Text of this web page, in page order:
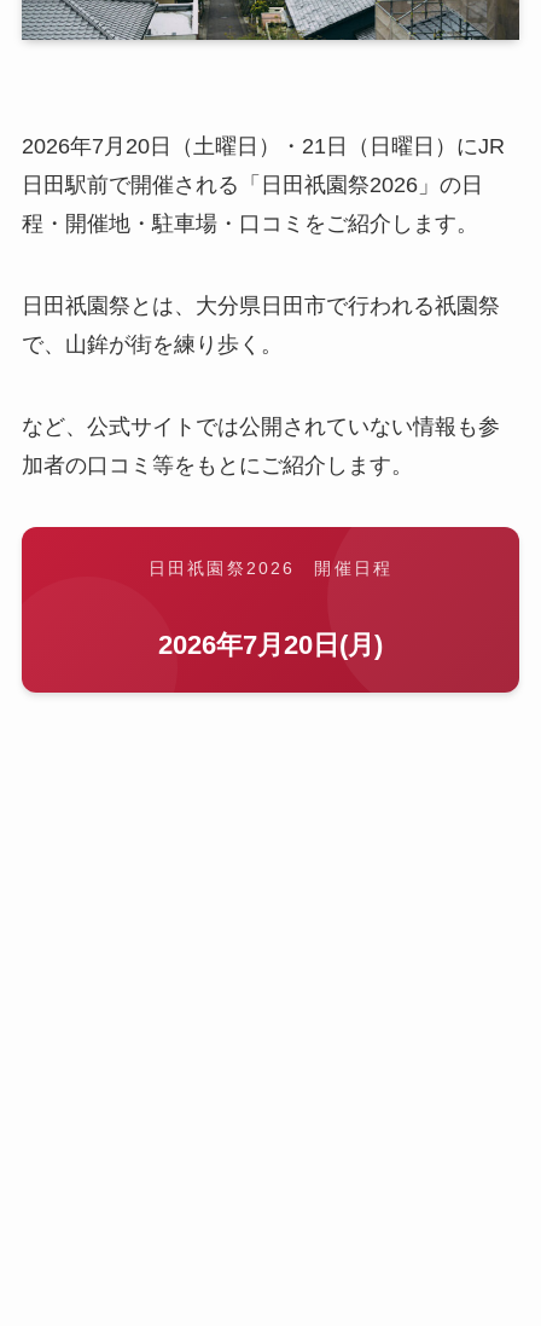
2026年7月20日（土曜日）・21日（日曜日）にJR
日田駅前で開催される「日田祇園祭2026」の日
程・開催地・駐車場・口コミをご紹介します。
日田祇園祭とは、大分県日田市で行われる祇園祭
で、山鉾が街を練り歩く。
など、公式サイトでは公開されていない情報も参
加者の口コミ等をもとにご紹介します。
日田祇園祭2026 開催日程
2026年7月20日(月)